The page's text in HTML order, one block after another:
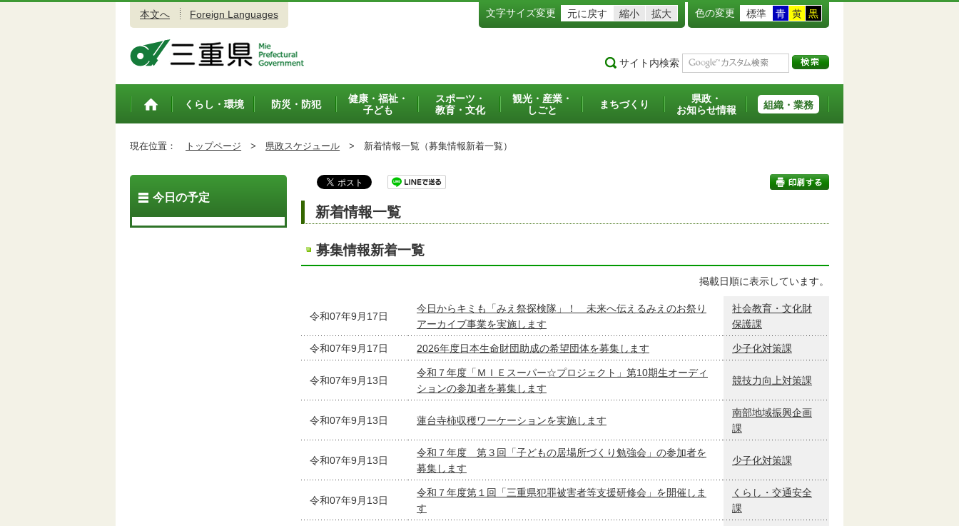
本文へ Foreign Languages 文字サイズ変更 元に戻す 縮小 拡大 色の変更 標準 青 黄 黒
サイト内検索
トップペ
くらし・環境 防災・防犯
健康・福祉・
子ども
スポーツ・
教育・文化
観光・産業・
しごと
まちづくり
県政・
お知らせ情報
組織・業務
現在位置： トップページ > 県政スケジュール > 新着情報一覧（募集情報新着一覧）
新着情報一覧
募集情報新着一覧
掲載日順に表示しています。
令和07年9月17日
今日からキミも「みえ祭探検隊」！ 未来へ伝えるみえのお祭り
アーカイブ事業を実施します
社会教育・文化財
保護課
令和07年9月17日 2026年度日本生命財団助成の希望団体を募集します 少子化対策課
令和07年9月13日
令和７年度「ＭＩＥスーパー☆プロジェクト」第10期生オーディ
ションの参加者を募集します
競技力向上対策課
令和07年9月13日 蓮台寺柿収穫ワーケーションを実施します
南部地域振興企画
課
令和07年9月13日
令和７年度 第３回「子どもの居場所づくり勉強会」の参加者を
募集します
少子化対策課
令和07年9月13日
令和７年度第１回「三重県犯罪被害者等支援研修会」を開催しま
す
くらし・交通安全
課
今日の予定